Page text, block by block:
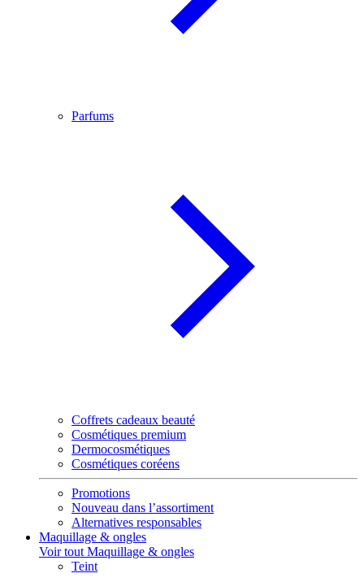
Parfums
Coffrets cadeaux beauté
Cosmétiques premium
Dermocosmétiques
Cosmétiques coréens
Promotions
Nouveau dans l’assortiment
Alternatives responsables
Maquillage & ongles
Voir tout Maquillage & ongles
Teint